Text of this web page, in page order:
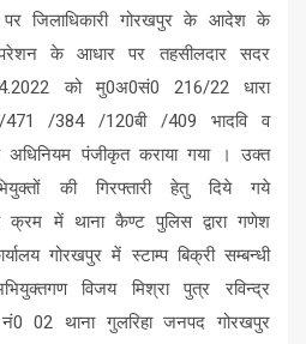
जिलाधिकारी गोरखपुर के आदेश के
के आधार पर तहसीलदार सदर
को मु0अ0सं0 216/22 धारा
/384 /120बी /409 भादवि व
अधिनियम पंजीकृत कराया गया । उक्त
की गिरफ्तारी हेतु दिये गये
में थाना कैण्ट पुलिस द्वारा गणेश
गोरखपुर में स्टाम्प बिक्री सम्बन्धी
विजय मिश्रा पुत्र रविन्द्र
02 थाना गुलरिहा जनपद गोरखपुर